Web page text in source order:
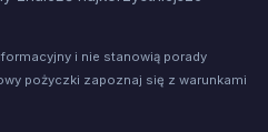
i nie stanowią porady
pożyczki zapoznaj się z warunkami